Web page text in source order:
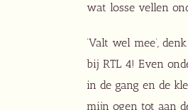
wat losse vellen
‘Valt wel mee’,
bij RTL 4! Even
in de gang en de
mijn ogen tot aan